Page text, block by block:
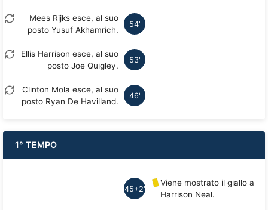
54'
Mees Rijks esce, al suo
posto Yusuf Akhamrich.
53'
Ellis Harrison esce, al suo
posto Joe Quigley.
46'
Clinton Mola esce, al suo
posto Ryan De Havilland.
1° TEMPO
45+2'
Viene mostrato il giallo a
Harrison Neal.